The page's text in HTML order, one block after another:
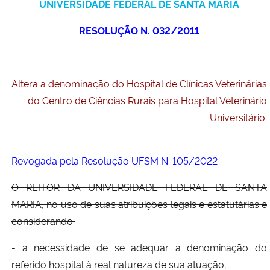
Ministério da Cidadania
Ministério da Ciência, Tecnologia, Inovações e Comunicações
Ministério do Turismo
Ministério do Desenvolvimento Regional
Ministério da Mulher, da Família e dos Direitos Humanos
UNIVERSIDADE FEDERAL DE SANTA MARIA
RESOLUÇÃO N. 032/2011
Altera a denominação do Hospital de Clínicas Veterinárias
do Centro de Ciências Rurais para Hospital Veterinário
Universitário.
Revogada pela Resolução UFSM N. 105/2022
O REITOR DA UNIVERSIDADE FEDERAL DE SANTA
MARIA, no uso de suas atribuições legais e estatutárias e
considerando:
- a necessidade de se adequar a denominação do
referido hospital à real natureza de sua atuação;